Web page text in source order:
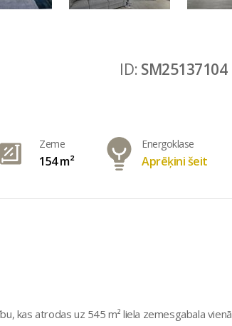
ID: SM25137104
Zeme
154 m²
Energoklase
Aprēķini šeit
kas atrodas uz 545 m² liela zemesgabala vienā